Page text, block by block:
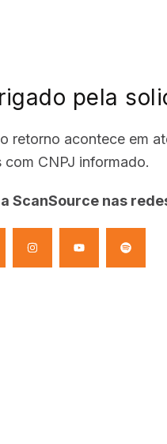
para acessar.
pela
retorno acontece em
com CNPJ informado.
ScanSource nas